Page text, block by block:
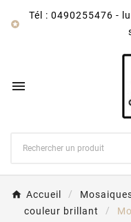

Tél : 0490255476 -

Accueil
couleur brillant